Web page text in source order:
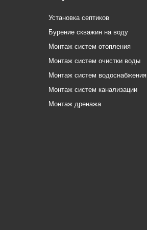
Установка септиков
Бурение скважин на воду
Монтаж систем отопления
Монтаж систем очистки воды
Монтаж систем водоснабжения
Монтаж систем канализации
Монтаж дренажа